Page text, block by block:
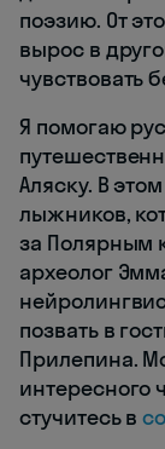
поэзию. От
вырос в
чувствовать
Я помогаю
Аляску. В
лыжников,
за Полярным
археолог
позвать в
Прилепина.
интересного
стучитесь в